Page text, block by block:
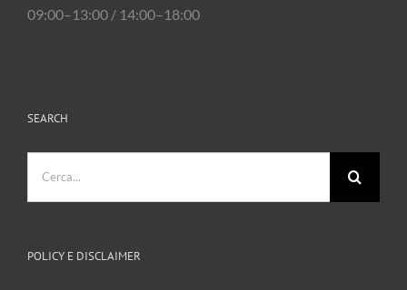
09:00–13:00 / 14:00–18:00
SEARCH
per:
POLICY E DISCLAIMER